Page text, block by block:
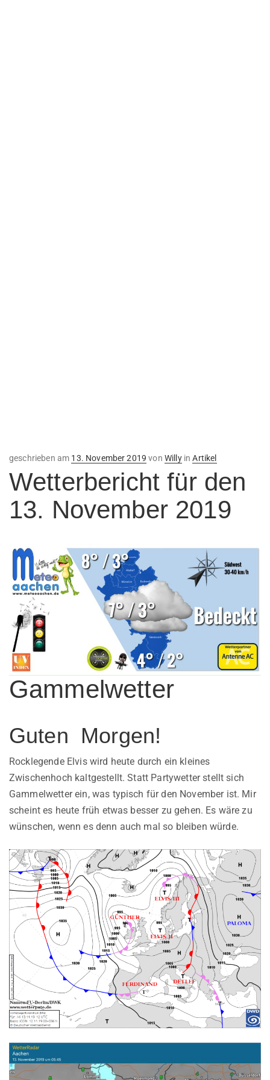
geschrieben am Veröffentlicht
13. November 2019 von WillyinArtikel
Wetterbericht für den
13. November 2019
Gammelwetter
Guten Morgen!
Rocklegende Elvis wird heute durch ein kleines
Zwischenhoch kaltgestellt. Statt Partywetter stellt sich
Gammelwetter ein, was typisch für den November ist. Mir
scheint es heute früh etwas besser zu gehen. Es wäre zu
wünschen, wenn es denn auch mal so bleiben würde.